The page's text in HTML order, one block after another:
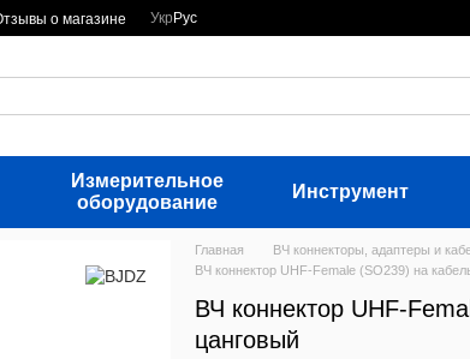
о магазине Укр Рус
Измерительное
оборудование
Инструмент
Главная ВЧ коннекторы, адаптеры и
ВЧ коннектор UHF-Female (SO239) на
ВЧ коннектор UHF-
цанговый